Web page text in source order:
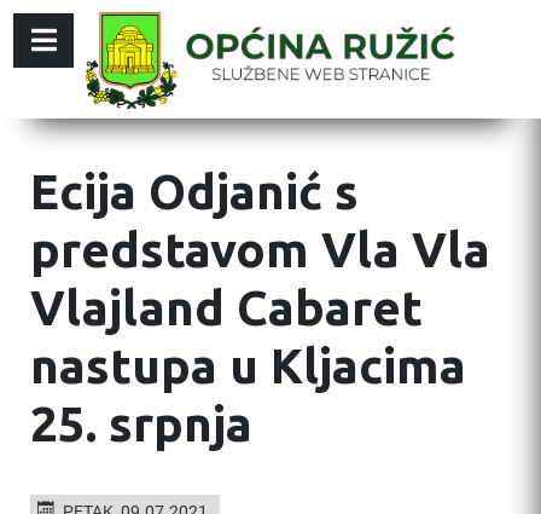
Ecija Odjanić s
predstavom Vla Vla
Vlajland Cabaret
nastupa u Kljacima
25. srpnja